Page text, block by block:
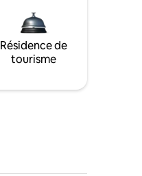
Résidence de
tourisme